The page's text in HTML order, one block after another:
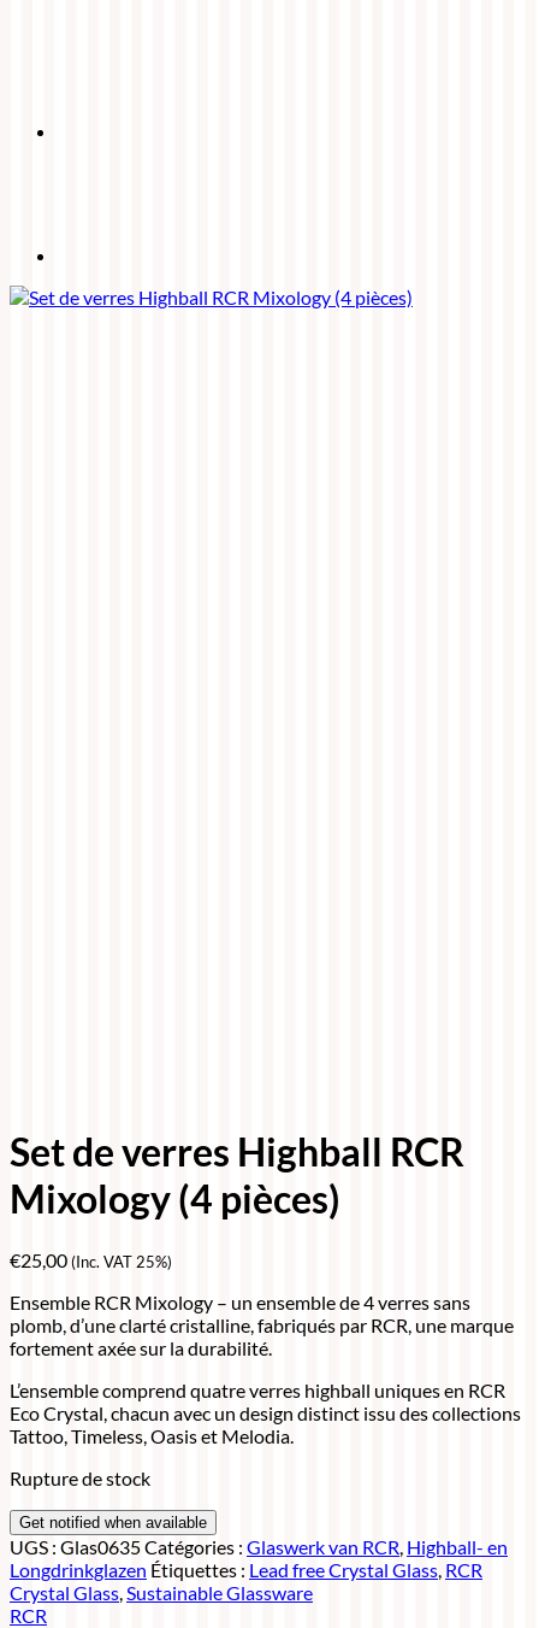
Set de verres Highball RCR
Mixology (4 pièces)
€25,00(Inc. VAT 25%)
Ensemble RCR Mixology – un ensemble de 4 verres sans
plomb, d’une clarté cristalline, fabriqués par RCR, une marque
fortement axée sur la durabilité.
L’ensemble comprend quatre verres highball uniques en RCR
Eco Crystal, chacun avec un design distinct issu des collections
Tattoo, Timeless, Oasis et Melodia.
Rupture de stock
UGS : Glas0635Catégories : Glaswerk van RCR, Highball- en
Longdrinkglazen Étiquettes : Lead free Crystal Glass, RCR
Crystal Glass,Sustainable Glassware
RCR